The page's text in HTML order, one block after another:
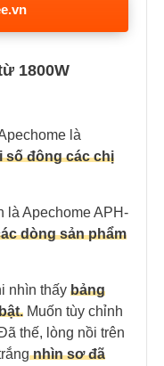
1800W
là
đông các chị
là Apechome APH-
dòng sản phẩm
nhìn thấy bảng
Muốn tùy chỉnh
thế, lòng nồi trên
nhìn sơ đã